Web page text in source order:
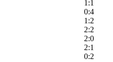
1:1
0:4
1:2
2:2
2:0
2:1
0:2